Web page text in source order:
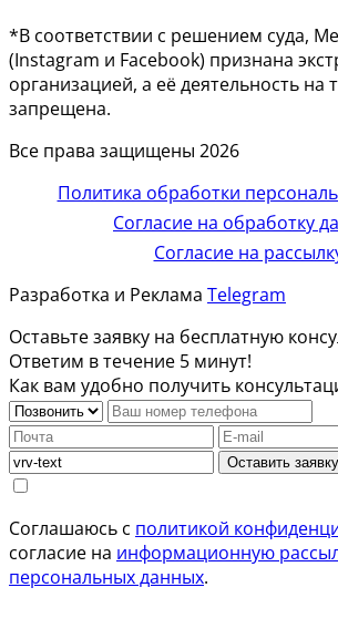
*В соответствии с решением суда,
(Instagram и Facebook) признана
организацией, а её деятельность на
запрещена.
Все права защищены 2026
Политика обработки
Согласие на обработку
Согласие на
Разработка и Реклама Telegram
Оставьте заявку на бесплатную
Ответим в течение 5 минут!
Как вам удобно получить
Оставить заявку
Соглашаюсь с политикой
согласие на информационную
персональных данных.